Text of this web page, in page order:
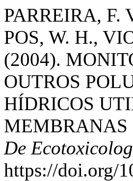
PARREIRA, F.
POS, W. H.,
(2004).
OUTROS
HÍDRICOS
De
https://doi.org/